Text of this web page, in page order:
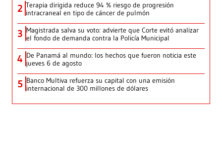
2 Terapia dirigida reduce 94 % riesgo de progresión
intracraneal en tipo de cáncer de pulmón
3 Magistrada salva su voto: advierte que Corte evitó analizar
el fondo de demanda contra la Policía Municipal
4 De Panamá al mundo: los hechos que fueron noticia este
jueves 6 de agosto
5 Banco Multiva refuerza su capital con una emisión
internacional de 300 millones de dólares